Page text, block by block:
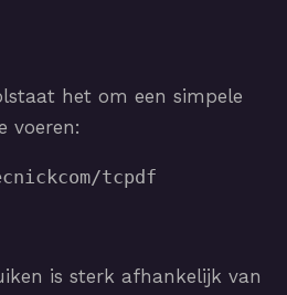
het om een simpele
voeren:
tcpdf
is sterk afhankelijk van